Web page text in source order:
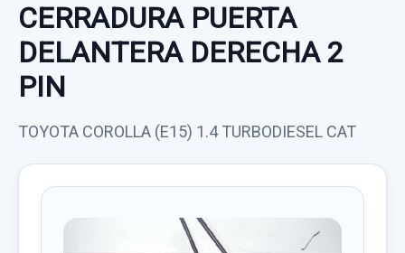
CERRADURA PUERTA
DELANTERA DERECHA 2
PIN
TOYOTA COROLLA (E15) 1.4 TURBODIESEL CAT